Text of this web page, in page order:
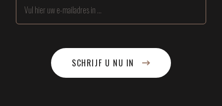
SCHRIJF U NU IN